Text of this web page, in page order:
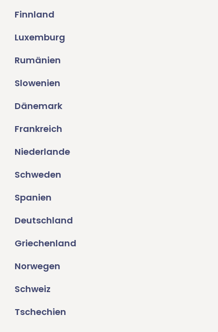
Finnland
Luxemburg
Rumänien
Slowenien
Dänemark
Frankreich
Niederlande
Schweden
Spanien
Deutschland
Griechenland
Norwegen
Schweiz
Tschechien